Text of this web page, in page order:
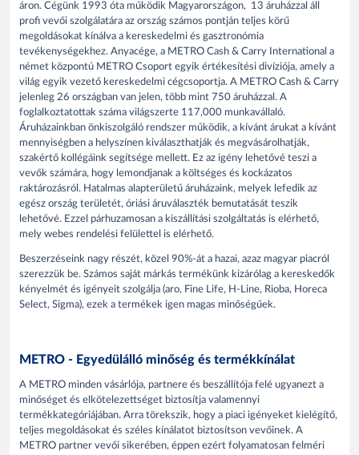
áron. Cégünk 1993 óta működik Magyarországon, 13 áruházzal áll
profi vevői szolgálatára az ország számos pontján teljes körű
megoldásokat kínálva a kereskedelmi és gasztronómia
tevékenységekhez. Anyacége, a METRO Cash & Carry International a
német központú METRO Csoport egyik értékesítési divíziója, amely a
világ egyik vezető kereskedelmi cégcsoportja. A METRO Cash & Carry
jelenleg 26 országban van jelen, több mint 750 áruházzal. A
foglalkoztatottak száma világszerte 117,000 munkavállaló.
Áruházainkban önkiszolgáló rendszer működik, a kívánt árukat a kívánt
mennyiségben a helyszínen kiválaszthatják és megvásárolhatják,
szakértő kollégáink segítsége mellett. Ez az igény lehetővé teszi a
vevők számára, hogy lemondjanak a költséges és kockázatos
raktározásról. Hatalmas alapterületű áruházaink, melyek lefedik az
egész ország területét, óriási áruválaszték bemutatását teszik
lehetővé. Ezzel párhuzamosan a kiszállítási szolgáltatás is elérhető,
mely webes rendelési felülettel is elérhető.
Beszerzéseink nagy részét, közel 90%-át a hazai, azaz magyar piacról
szerezzük be. Számos saját márkás termékünk kizárólag a kereskedők
kényelmét és igényeit szolgálja (aro, Fine Life, H-Line, Rioba, Horeca
Select, Sigma), ezek a termékek igen magas minőségűek.
METRO - Egyedülálló minőség és termékkínálat
A METRO minden vásárlója, partnere és beszállítója felé ugyanezt a
minőséget és elkötelezettséget biztosítja valamennyi
termékkategóriájában. Arra törekszik, hogy a piaci igényeket kielégítő,
teljes megoldásokat és széles kínálatot biztosítson vevőinek. A
METRO partner vevői sikerében, éppen ezért folyamatosan felméri